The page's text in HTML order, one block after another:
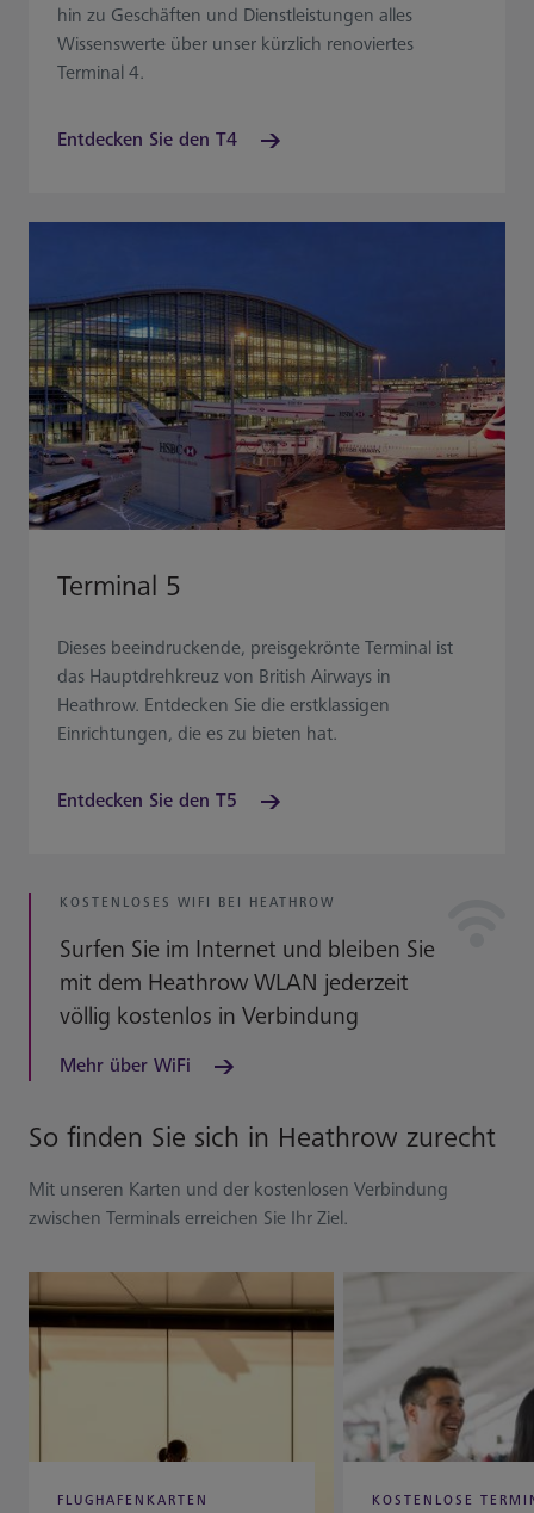
hin zu Geschäften und Dienstleistungen alles
Wissenswerte über unser kürzlich renoviertes
Terminal 4.
Entdecken Sie den T4
Terminal 5
Dieses beeindruckende, preisgekrönte Terminal ist
das Hauptdrehkreuz von British Airways in
Heathrow. Entdecken Sie die erstklassigen
Einrichtungen, die es zu bieten hat.
Entdecken Sie den T5
KOSTENLOSES WIFI BEI HEATHROW
Surfen Sie im Internet und bleiben Sie
mit dem Heathrow WLAN jederzeit
völlig kostenlos in Verbindung
Mehr über WiFi
So finden Sie sich in Heathrow zurecht
Mit unseren Karten und der kostenlosen Verbindung
zwischen Terminals erreichen Sie Ihr Ziel.
FLUGHAFENKARTEN
KOSTENLOSE